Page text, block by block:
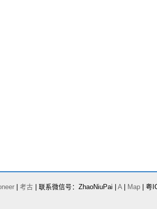
考古 | 联系微信号：ZhaoNiuPai | A| Map | 粤